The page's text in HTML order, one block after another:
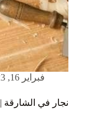
فبراير 16, 2023
نجار في الشارقة |0505852289|